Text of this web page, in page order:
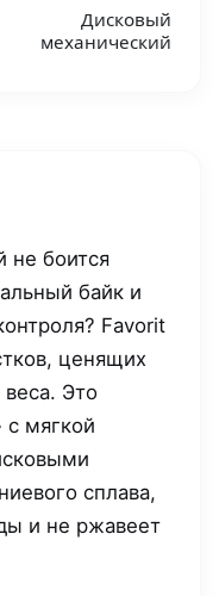
Дисковый
механический
не боится
байк и
Favorit
ценящих
Это
мягкой
сплава,
и не ржавеет